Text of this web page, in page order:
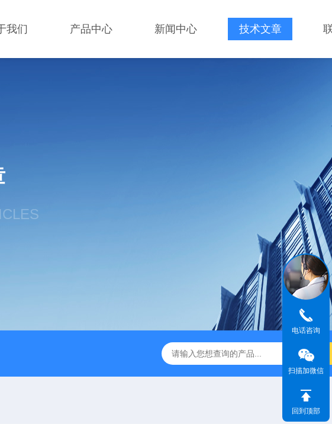
我们 产品中心 新闻中心 技术文章
量法卡尔费休水分测定仪 A310快速卤素水分测定仪 V-310库伦法微量
电话咨询
扫描加微信
回到顶部